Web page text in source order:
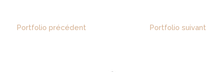
Portfolio précédent Portfolio suivant